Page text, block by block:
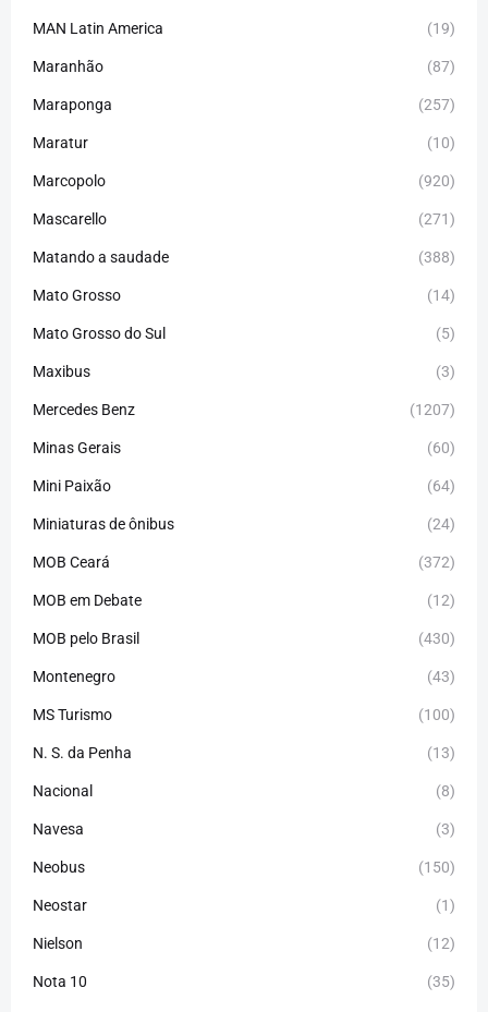
MAN Latin America (19)
Maranhão (87)
Maraponga (257)
Maratur (10)
Marcopolo (920)
Mascarello (271)
Matando a saudade (388)
Mato Grosso (14)
Mato Grosso do Sul (5)
Maxibus (3)
Mercedes Benz (1207)
Minas Gerais (60)
Mini Paixão (64)
Miniaturas de ônibus (24)
MOB Ceará (372)
MOB em Debate (12)
MOB pelo Brasil (430)
Montenegro (43)
MS Turismo (100)
N. S. da Penha (13)
Nacional (8)
Navesa (3)
Neobus (150)
Neostar (1)
Nielson (12)
Nota 10 (35)